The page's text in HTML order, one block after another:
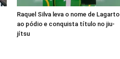
Raquel Silva leva o nome de Lagarto
ao pódio e conquista título no jiu-
jítsu